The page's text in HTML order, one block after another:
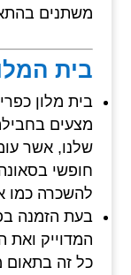
משתנים
בית
מצעים
שלנו, אשר
חופשי
להשכרה כמו
בעת הזמנה
המדוייק
כל זה